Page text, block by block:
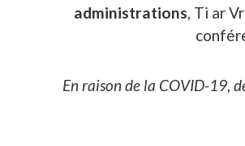
administrations, Ti ar
En raison de la COVID-19,